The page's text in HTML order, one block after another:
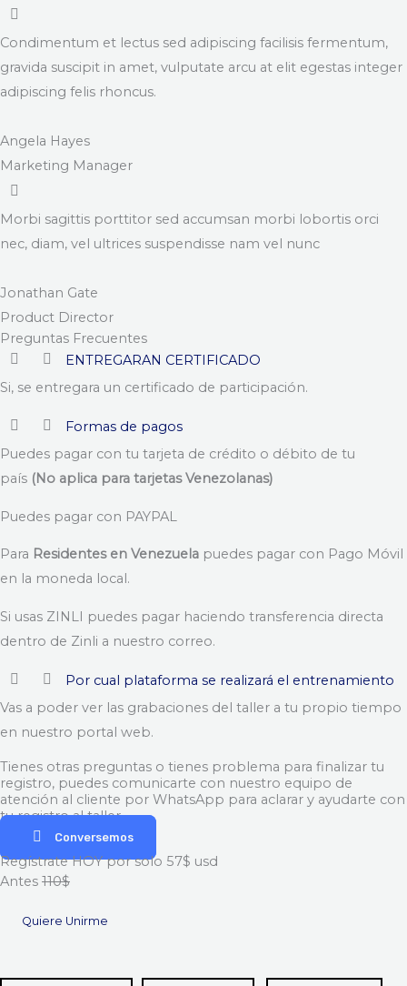
Condimentum et lectus sed adipiscing facilisis fermentum,
gravida suscipit in amet, vulputate arcu at elit egestas integer
adipiscing felis rhoncus.
Angela Hayes
Marketing Manager
Morbi sagittis porttitor sed accumsan morbi lobortis orci
nec, diam, vel ultrices suspendisse nam vel nunc
Jonathan Gate
Product Director
Preguntas Frecuentes
ENTREGARAN CERTIFICADO
Si, se entregara un certificado de participación.
Formas de pagos
Puedes pagar con tu tarjeta de crédito o débito de tu
país (No aplica para tarjetas Venezolanas)
Puedes pagar con PAYPAL
Para Residentes en Venezuela puedes pagar con Pago Móvil
en la moneda local.
Si usas ZINLI puedes pagar haciendo transferencia directa
dentro de Zinli a nuestro correo.
Por cual plataforma se realizará el entrenamiento
Vas a poder ver las grabaciones del taller a tu propio tiempo
en nuestro portal web.
Tienes otras preguntas o tienes problema para finalizar tu
registro, puedes comunicarte con nuestro equipo de
atención al cliente por WhatsApp para aclarar y ayudarte con
tu registro al taller
Conversemos
Regístrate HOY por solo 57$ usd
Antes 110$
Quiere Unirme